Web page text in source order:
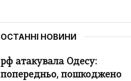
ОСТАННІ НОВИНИ
рф атакувала Одесу:
попередньо, пошкоджено